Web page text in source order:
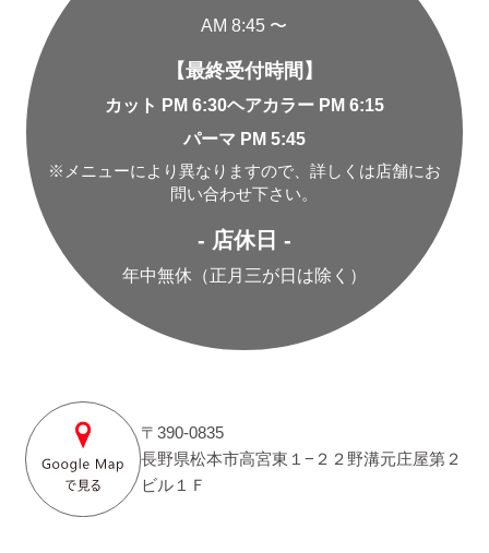
AM 8:45 〜
【最終受付時間】
カット PM 6:30ヘアカラー PM 6:15
パーマ PM 5:45
※メニューにより異なりますので、詳しくは店舗にお
問い合わせ下さい。
- 店休日 -
年中無休（正月三が日は除く）
〒390-0835
長野県松本市高宮東１−２２野溝元庄屋第２
ビル１Ｆ